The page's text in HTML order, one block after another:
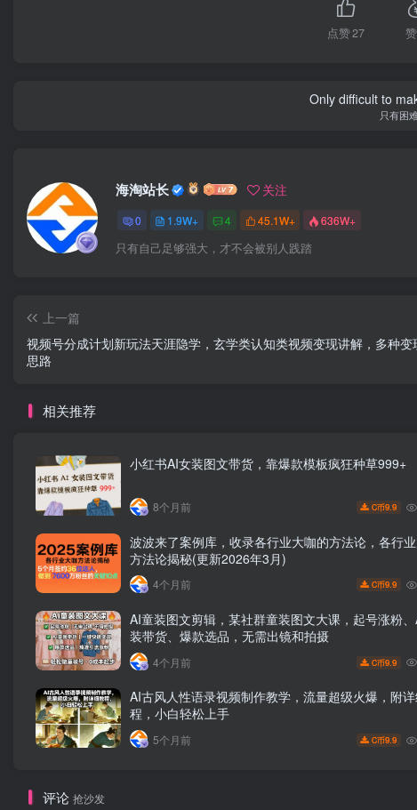
点赞27
Only difficult to
只有困
海淘站长 关注
0 1.9W+ 4 45.1W+ 636W+
只有自己足够强大，才不会被别人践踏
上一篇
视频号分成计划新玩法天涯隐学，玄学类认知类视频变现讲解，多种变
思路
相关推荐
小红书AI女装图文带货，靠爆款模板疯狂种草999+
8个月前 C币9.9
波波来了案例库，收录各行业大咖的方法论，各行
方法论揭秘(更新2026年3月)
4个月前 C币9.9
AI童装图文剪辑，某社群童装图文大课，起号涨粉
装带货、爆款选品，无需出镜和拍摄
4个月前 C币9.9
AI古风人性语录视频制作教学，流量超级火爆，附
程，小白轻松上手
5个月前 C币9.9
评论 抢沙发